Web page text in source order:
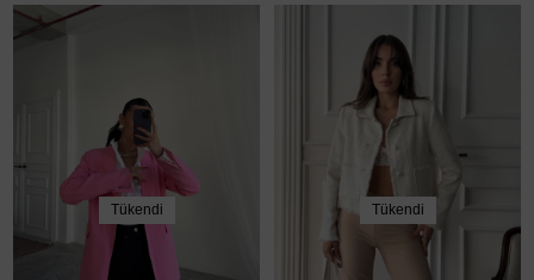
Tükendi Tükendi